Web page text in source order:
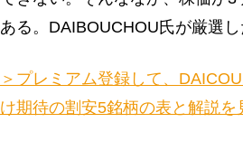
ある。DAIBOUCHOU氏が厳選し
＞プレミアム登録して、
け期待の割安5銘柄の表と解説を